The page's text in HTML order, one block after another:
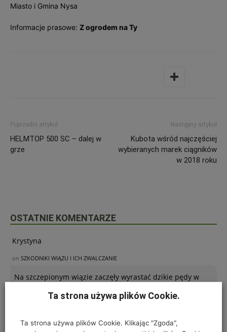
Miasto i Gmina Nysa
Informacje prasowe: Z ogrodem na Ty
Poprzedni artykuł
HELMTOP 500 SC – dalej w
grze
Następny artykuł
Kubota wśród najczęściej
wybieranych marek ciągników
w 2018 roku
OSTATNIE KOMENTARZE
Krystyna
on SZKODNIKI WIĄZU I ICH ZWALCZANIE
Na szczepionym wiązie zaczęły wyrastać dzikie pędy w
bardzo dużej ilości. Co z nimi należy
Ta strona używa plików Cookie.
Ta strona używa plików Cookie. Klikając "Zgoda",